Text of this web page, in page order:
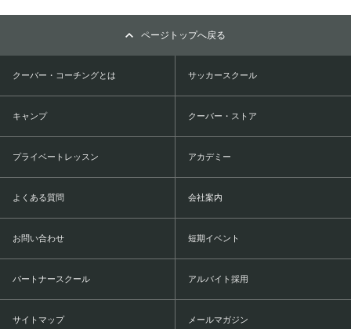
ページトップへ戻る
クーバー・コーチングとは サッカースクール
キャンプ クーバー・ストア
プライベートレッスン アカデミー
よくある質問 会社案内
お問い合わせ 短期イベント
パートナースクール アルバイト採用
サイトマップ メールマガジン